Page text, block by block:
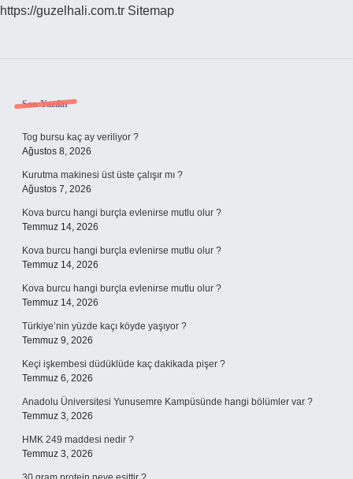
https://guzelhali.com.tr Sitemap
Sidebar
Son Yazılar
Tog bursu kaç ay veriliyor ?
Ağustos 8, 2026
Kurutma makinesi üst üste çalışır mı ?
Ağustos 7, 2026
Kova burcu hangi burçla evlenirse mutlu olur ?
Temmuz 14, 2026
Kova burcu hangi burçla evlenirse mutlu olur ?
Temmuz 14, 2026
Kova burcu hangi burçla evlenirse mutlu olur ?
Temmuz 14, 2026
Türkiye’nin yüzde kaçı köyde yaşıyor ?
Temmuz 9, 2026
Keçi işkembesi düdüklüde kaç dakikada pişer ?
Temmuz 6, 2026
Anadolu Üniversitesi Yunusemre Kampüsünde hangi bölümler var ?
Temmuz 3, 2026
HMK 249 maddesi nedir ?
Temmuz 3, 2026